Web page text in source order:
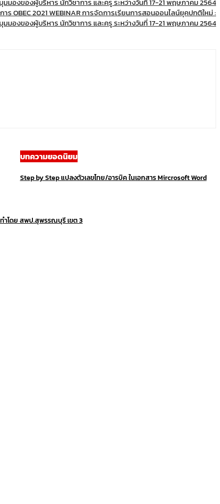
ร OBEC 2021 WEBINAR การจัดการเรียนการสอนออนไลน์ยุคปกติใหม่ :
มุมมองของผู้บริหาร นักวิชาการ และครู ระหว่างวันที่ 17-21 พฤษภาคม 2564
บทความยอดนิยม
Step by Step แปลงตัวเลขไทย/อารบิค ในเอกสาร Mircrosoft Word
ำโดย สพป.สุพรรณบุรี เขต 3